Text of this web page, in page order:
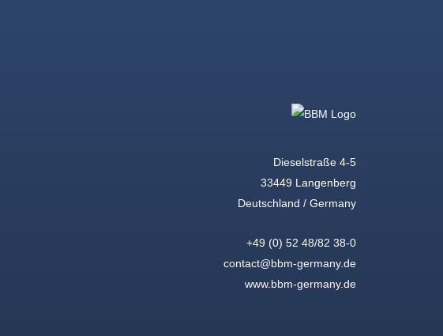
Dieselstraße 4-5
33449 Langenberg
Deutschland / Germany
+49 (0) 52 48/82 38-0
contact@bbm-germany.de
www.bbm-germany.de